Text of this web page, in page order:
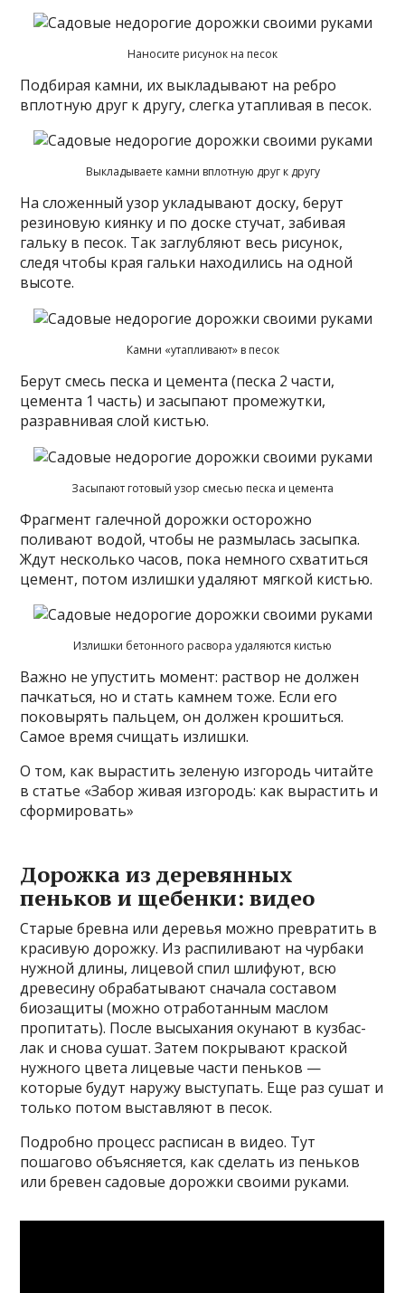
Наносите рисунок на песок
Подбирая камни, их выкладывают на ребро
вплотную друг к другу, слегка утапливая в песок.
Выкладываете камни вплотную друг к другу
На сложенный узор укладывают доску, берут
резиновую киянку и по доске стучат, забивая
гальку в песок. Так заглубляют весь рисунок,
следя чтобы края гальки находились на одной
высоте.
Камни «утапливают» в песок
Берут смесь песка и цемента (песка 2 части,
цемента 1 часть) и засыпают промежутки,
разравнивая слой кистью.
Засыпают готовый узор смесью песка и цемента
Фрагмент галечной дорожки осторожно
поливают водой, чтобы не размылась засыпка.
Ждут несколько часов, пока немного схватиться
цемент, потом излишки удаляют мягкой кистью.
Излишки бетонного расвора удаляются кистью
Важно не упустить момент: раствор не должен
пачкаться, но и стать камнем тоже. Если его
поковырять пальцем, он должен крошиться.
Самое время счищать излишки.
О том, как вырастить зеленую изгородь читайте
в статье «Забор живая изгородь: как вырастить и
сформировать»
Дорожка из деревянных
пеньков и щебенки: видео
Старые бревна или деревья можно превратить в
красивую дорожку. Из распиливают на чурбаки
нужной длины, лицевой спил шлифуют, всю
древесину обрабатывают сначала составом
биозащиты (можно отработанным маслом
пропитать). После высыхания окунают в кузбас-
лак и снова сушат. Затем покрывают краской
нужного цвета лицевые части пеньков —
которые будут наружу выступать. Еще раз сушат и
только потом выставляют в песок.
Подробно процесс расписан в видео. Тут
пошагово объясняется, как сделать из пеньков
или бревен садовые дорожки своими руками.